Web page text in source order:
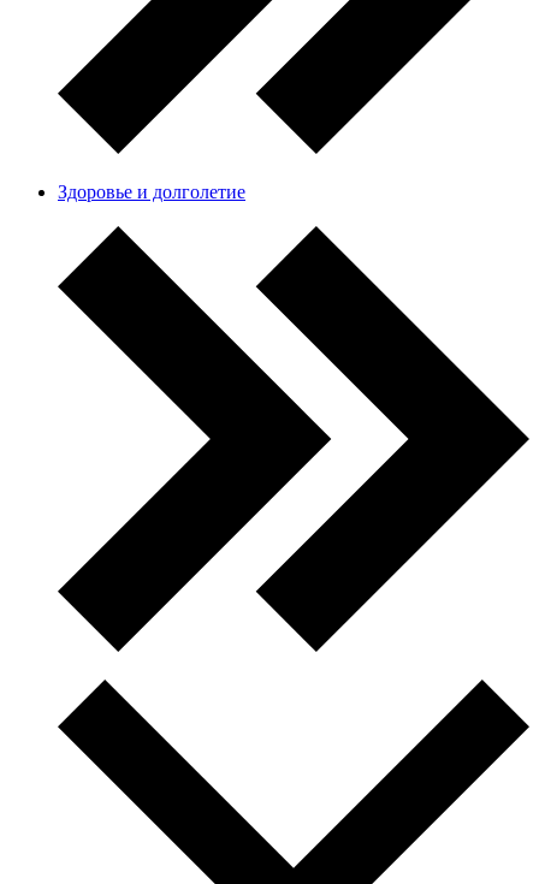
Здоровье и долголетие